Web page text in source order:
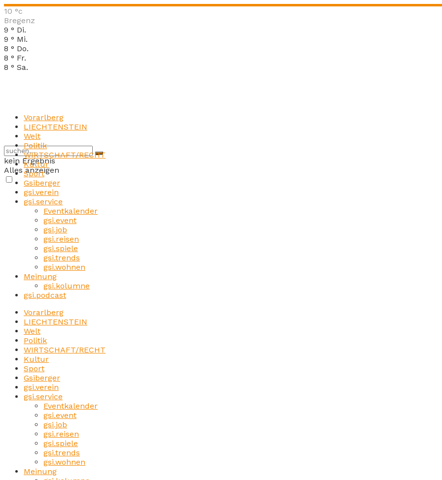
10 °c
Bregenz
9 ° Di.
9 ° Mi.
8 ° Do.
8 ° Fr.
8 ° Sa.
kein Ergebnis
Alles anzeigen
Vorarlberg
LIECHTENSTEIN
Welt
Politik
WIRTSCHAFT/RECHT
Kultur
Sport
Gsiberger
gsi.verein
gsi.service
Eventkalender
gsi.event
gsi.job
gsi.reisen
gsi.spiele
gsi.trends
gsi.wohnen
Meinung
gsi.kolumne
gsi.podcast
Vorarlberg
LIECHTENSTEIN
Welt
Politik
WIRTSCHAFT/RECHT
Kultur
Sport
Gsiberger
gsi.verein
gsi.service
Eventkalender
gsi.event
gsi.job
gsi.reisen
gsi.spiele
gsi.trends
gsi.wohnen
Meinung